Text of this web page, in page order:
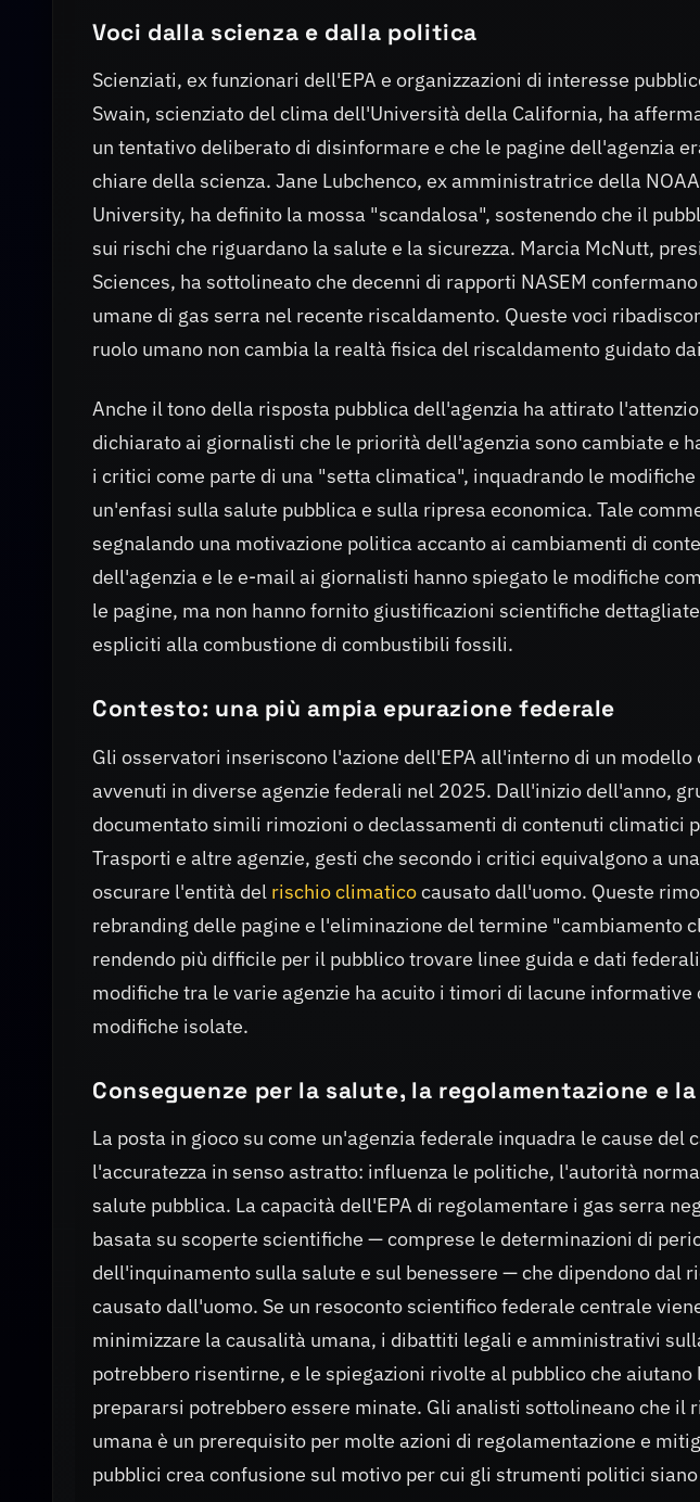
Voci dalla scienza e dalla politica
Scienziati, ex funzionari dell'EPA e organizzazioni di interesse
Swain, scienziato del clima dell'Università della California, ha
un tentativo deliberato di disinformare e che le pagine dell'agenzia
chiare della scienza. Jane Lubchenco, ex amministratrice della
University, ha definito la mossa "scandalosa", sostenendo che il
sui rischi che riguardano la salute e la sicurezza. Marcia McNutt,
Sciences, ha sottolineato che decenni di rapporti NASEM
umane di gas serra nel recente riscaldamento. Queste voci
ruolo umano non cambia la realtà fisica del riscaldamento guidato
Anche il tono della risposta pubblica dell'agenzia ha attirato
dichiarato ai giornalisti che le priorità dell'agenzia sono cambiate e
i critici come parte di una "setta climatica", inquadrando le
un'enfasi sulla salute pubblica e sulla ripresa economica. Tale
segnalando una motivazione politica accanto ai cambiamenti di
dell'agenzia e le e-mail ai giornalisti hanno spiegato le modifiche
le pagine, ma non hanno fornito giustificazioni scientifiche
espliciti alla combustione di combustibili fossili.
Contesto: una più ampia epurazione federale
Gli osservatori inseriscono l'azione dell'EPA all'interno di un
avvenuti in diverse agenzie federali nel 2025. Dall'inizio dell'anno,
documentato simili rimozioni o declassamenti di contenuti climatici
Trasporti e altre agenzie, gesti che secondo i critici equivalgono a
oscurare l'entità del rischio climaticocausato dall'uomo. Queste
rebranding delle pagine e l'eliminazione del termine "cambiamento
rendendo più difficile per il pubblico trovare linee guida e dati
modifiche tra le varie agenzie ha acuito i timori di lacune
modifiche isolate.
Conseguenze per la salute, la regolamentazione e
La posta in gioco su come un'agenzia federale inquadra le cause
l'accuratezza in senso astratto: influenza le politiche, l'autorità
salute pubblica. La capacità dell'EPA di regolamentare i gas serra
basata su scoperte scientifiche — comprese le determinazioni di
dell'inquinamento sulla salute e sul benessere — che dipendono dal
causato dall'uomo. Se un resoconto scientifico federale centrale
minimizzare la causalità umana, i dibattiti legali e amministrativi
potrebbero risentirne, e le spiegazioni rivolte al pubblico che
prepararsi potrebbero essere minate. Gli analisti sottolineano che il
umana è un prerequisito per molte azioni di regolamentazione e
pubblici crea confusione sul motivo per cui gli strumenti politici